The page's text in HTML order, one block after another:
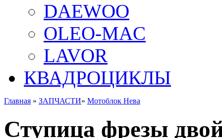
DAEWOO
OLEO-MAC
LAVOR
КВАДРОЦИКЛЫ
Главная » ЗАПЧАСТИ» Мотоблок Нева
Ступица фрезы